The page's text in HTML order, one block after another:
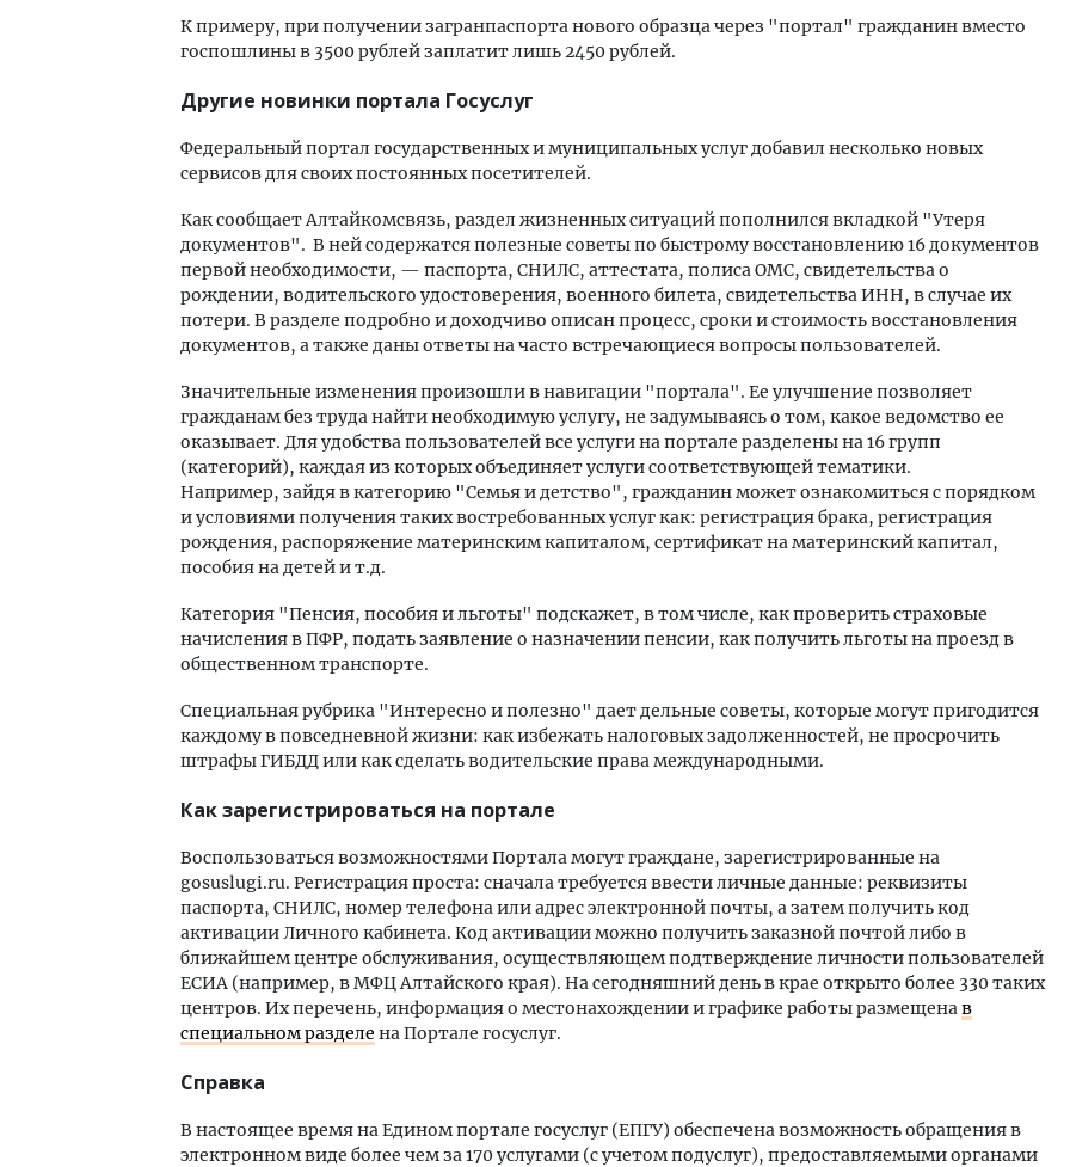
К примеру, при получении загранпаспорта нового образца через "портал" гражданин вместо
госпошлины в 3500 рублей заплатит лишь 2450 рублей.
Другие новинки портала Госуслуг
Федеральный портал государственных и муниципальных услуг добавил несколько новых
сервисов для своих постоянных посетителей.
Как сообщает Алтайкомсвязь, раздел жизненных ситуаций пополнился вкладкой "Утеря
документов". В ней содержатся полезные советы по быстрому восстановлению 16 документов
первой необходимости, — паспорта, СНИЛС, аттестата, полиса ОМС, свидетельства о
рождении, водительского удостоверения, военного билета, свидетельства ИНН, в случае их
потери. В разделе подробно и доходчиво описан процесс, сроки и стоимость восстановления
документов, а также даны ответы на часто встречающиеся вопросы пользователей.
Значительные изменения произошли в навигации "портала". Ее улучшение позволяет
гражданам без труда найти необходимую услугу, не задумываясь о том, какое ведомство ее
оказывает. Для удобства пользователей все услуги на портале разделены на 16 групп
(категорий), каждая из которых объединяет услуги соответствующей тематики.
Например, зайдя в категорию "Семья и детство", гражданин может ознакомиться с порядком
и условиями получения таких востребованных услуг как: регистрация брака, регистрация
рождения, распоряжение материнским капиталом, сертификат на материнский капитал,
пособия на детей и т.д.
Категория "Пенсия, пособия и льготы" подскажет, в том числе, как проверить страховые
начисления в ПФР, подать заявление о назначении пенсии, как получить льготы на проезд в
общественном транспорте.
Специальная рубрика "Интересно и полезно" дает дельные советы, которые могут пригодится
каждому в повседневной жизни: как избежать налоговых задолженностей, не просрочить
штрафы ГИБДД или как сделать водительские права международными.
Как зарегистрироваться на портале
Воспользоваться возможностями Портала могут граждане, зарегистрированные на
gosuslugi.ru. Регистрация проста: сначала требуется ввести личные данные: реквизиты
паспорта, СНИЛС, номер телефона или адрес электронной почты, а затем получить код
активации Личного кабинета. Код активации можно получить заказной почтой либо в
ближайшем центре обслуживания, осуществляющем подтверждение личности пользователей
ЕСИА (например, в МФЦ Алтайского края). На сегодняшний день в крае открыто более 330 таких
центров. Их перечень, информация о местонахождении и графике работы размещенав
специальном разделе на Портале госуслуг.
Справка
В настоящее время на Едином портале госуслуг (ЕПГУ) обеспечена возможность обращения в
электронном виде более чем за 170 услугами (с учетом подуслуг), предоставляемыми органами